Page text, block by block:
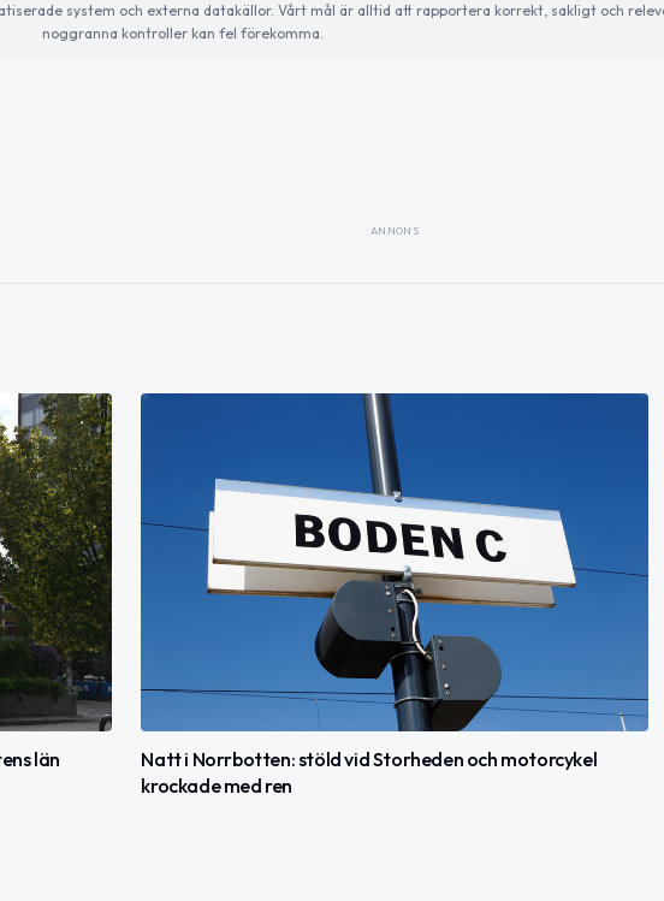
system och externa datakällor. Vårt mål är alltid att rapportera korrekt, sakligt och
noggranna kontroller kan fel förekomma.
ANNONS
län
Natt i Norrbotten: stöld vid Storheden och motorcykel
krockade med ren